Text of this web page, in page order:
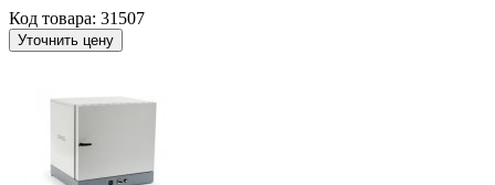
Код товара: 31507
Уточнить цену